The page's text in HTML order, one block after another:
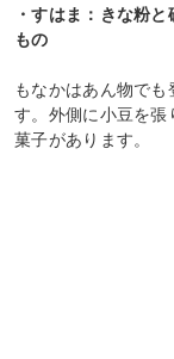
・すはま：きな粉
もの
もなかはあん物で
す。外側に小豆を張
菓子があります。